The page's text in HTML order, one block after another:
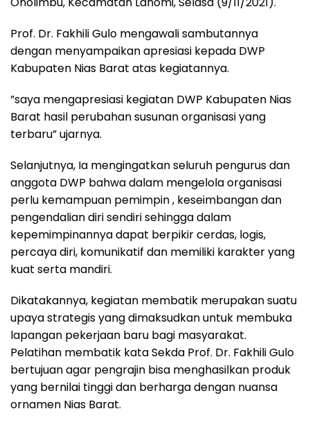
Prof. Dr. Fakhili Gulo mengawali sambutannya
dengan menyampaikan apresiasi kepada DWP
Kabupaten Nias Barat atas kegiatannya.
”saya mengapresiasi kegiatan DWP Kabupaten Nias
Barat hasil perubahan susunan organisasi yang
terbaru” ujarnya.
Selanjutnya, Ia mengingatkan seluruh pengurus dan
anggota DWP bahwa dalam mengelola organisasi
perlu kemampuan pemimpin , keseimbangan dan
pengendalian diri sendiri sehingga dalam
kepemimpinannya dapat berpikir cerdas, logis,
percaya diri, komunikatif dan memiliki karakter yang
kuat serta mandiri.
Dikatakannya, kegiatan membatik merupakan suatu
upaya strategis yang dimaksudkan untuk membuka
lapangan pekerjaan baru bagi masyarakat.
Pelatihan membatik kata Sekda Prof. Dr. Fakhili Gulo
bertujuan agar pengrajin bisa menghasilkan produk
yang bernilai tinggi dan berharga dengan nuansa
ornamen Nias Barat.